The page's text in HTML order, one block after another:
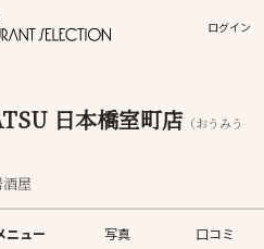
ログイン
日本橋室町店 （おうみう
屋
ニュー 写真 口コミ